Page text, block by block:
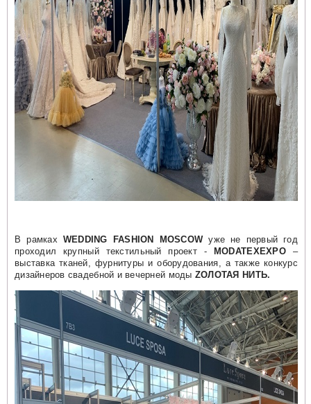
В рамках WEDDING FASHION MOSCOWуже не первый год
проходил крупный текстильный проект - MODATEXEXPO–
выставка тканей, фурнитуры и оборудования, а также конкурс
дизайнеров свадебной и вечерней моды ZОЛОТАЯ НИТЬ.